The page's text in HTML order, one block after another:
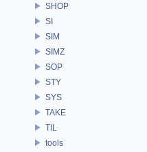
SHOP
SI
SIM
SIMZ
SOP
STY
SYS
TAKE
TIL
tools